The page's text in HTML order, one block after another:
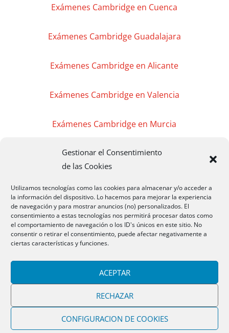
Gestionar el Consentimiento
de las Cookies
Utilizamos tecnologías como las cookies para almacenar y/o acceder a
la información del dispositivo. Lo hacemos para mejorar la experiencia
de navegación y para mostrar anuncios (no) personalizados. El
consentimiento a estas tecnologías nos permitirá procesar datos como
el comportamiento de navegación o los ID's únicos en este sitio. No
consentir o retirar el consentimiento, puede afectar negativamente a
ciertas características y funciones.
ACEPTAR
RECHAZAR
CONFIGURACION DE COOKIES
Exámenes Cambridge en Cuenca
Exámenes Cambridge Guadalajara
Exámenes Cambridge en Alicante
Exámenes Cambridge en Valencia
Exámenes Cambridge en Murcia
Exámenes Cambridge en Madrid
Exámenes Cambridge Badajoz
Exámenes Cambridge Cáceres
Exámenes Cambridge Mérida
CAMBRIDGEMB 2020 Todos los Derechos
Reservados